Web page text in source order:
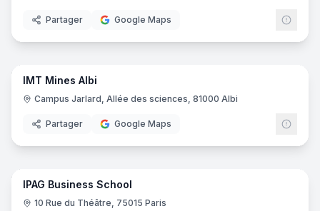
Partager Google Maps
80
IMT Mines Albi
Campus Jarlard, Allée des sciences, 81000 Albi
Partager Google Maps
60
IPAG Business School
10 Rue du Théâtre, 75015 Paris